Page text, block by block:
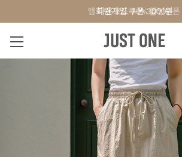
앱 다운로드 10% 할인쿠폰
회원가입 쿠폰 3000원
앱 다운로드 10% 할인쿠폰
회원가입 쿠폰 3000원
오늘출발 MADE . J